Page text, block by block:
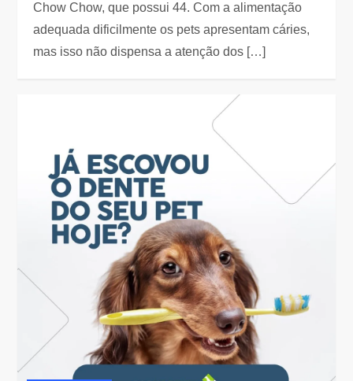
Chow Chow, que possui 44. Com a alimentação
adequada dificilmente os pets apresentam cáries,
mas isso não dispensa a atenção dos […]